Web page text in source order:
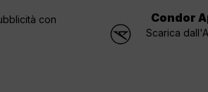
con
Condor
Scarica